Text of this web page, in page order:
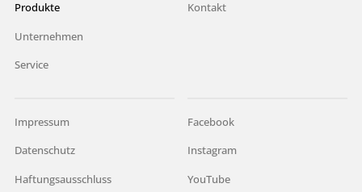
Produkte
Unternehmen
Service
Kontakt
Impressum
Datenschutz
Haftungsausschluss
Facebook
Instagram
YouTube